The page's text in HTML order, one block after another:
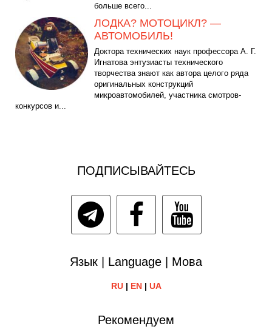
больше всего...
ЛОДКА? МОТОЦИКЛ? —
АВТОМОБИЛЬ!
Доктора технических наук профессора А. Г.
Игнатова энтузиасты технического
творчества знают как автора целого ряда
оригинальных конструкций
микроавтомобилей, участника смотров-
конкурсов и...
ПОДПИСЫВАЙТЕСЬ
Язык | Language | Мова
RU| EN| UA
Рекомендуем